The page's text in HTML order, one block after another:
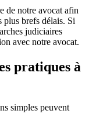
de notre avocat afin
plus brefs délais. Si
judiciaires
avec notre avocat.
pratiques à
simples peuvent